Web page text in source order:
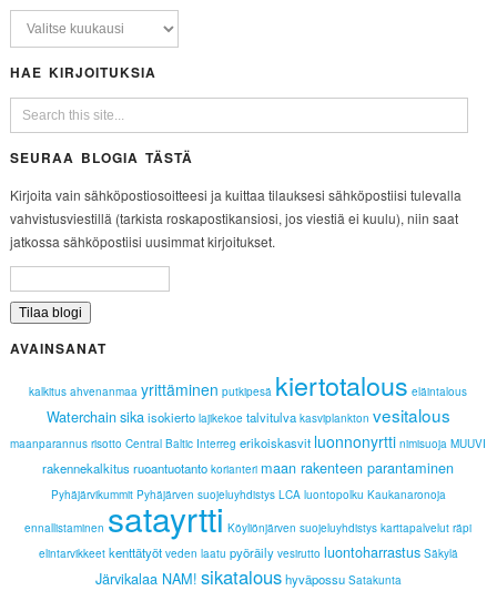
HAE KIRJOITUKSIA
SEURAA BLOGIA TÄSTÄ
Kirjoita vain sähköpostiosoitteesi ja kuittaa tilauksesi sähköpostiisi tulevalla
vahvistusviestillä (tarkista roskapostikansiosi, jos viestiä ei kuulu), niin saat
jatkossa sähköpostiisi uusimmat kirjoitukset.
AVAINSANAT
kalkitus ahvenanmaa yrittäminen putkipesä kiertotalous eläintalous
Waterchainsikaisokierto lajikekoe talvitulva kasviplankton vesitalous
maanparannus risotto Central Baltic Interreg erikoiskasvit luonnonyrtti nimisuoja MUUVI
rakennekalkitus ruoantuotanto korianteri maan rakenteen parantaminen
Pyhäjärvikummit Pyhäjärven suojeluyhdistys LCA luontopolku Kaukanaronoja
ennallistaminen satayrtti Köyliönjärven suojeluyhdistys karttapalvelut räpi
elintarvikkeet kenttätyöt veden laatu pyöräily vesirutto luontoharrastus Säkylä
Järvikalaa NAM! sikataloushyväpossu Satakunta